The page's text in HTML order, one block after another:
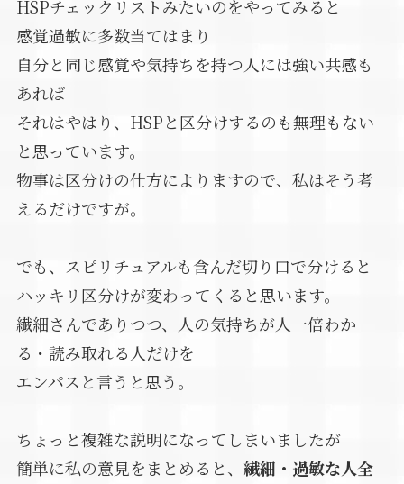
HSPチェックリストみたいのをやってみると
感覚過敏に多数当てはまり
自分と同じ感覚や気持ちを持つ人には強い共感も
あれば
それはやはり、HSPと区分けするのも無理もない
と思っています。
物事は区分けの仕方によりますので、私はそう考
えるだけですが。
でも、スピリチュアルも含んだ切り口で分けると
ハッキリ区分けが変わってくると思います。
繊細さんでありつつ、人の気持ちが人一倍わか
る・読み取れる人だけを
エンパスと言うと思う。
ちょっと複雑な説明になってしまいましたが
簡単に私の意見をまとめると、 繊細・過敏な人全